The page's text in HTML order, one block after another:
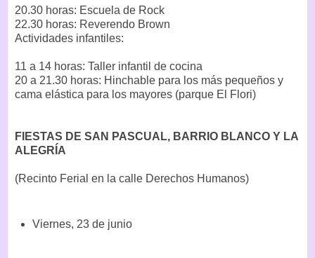
20.30 horas: Escuela de Rock
22.30 horas: Reverendo Brown
Actividades infantiles:
11 a 14 horas: Taller infantil de cocina
20 a 21.30 horas: Hinchable para los más pequeños y
cama elástica para los mayores (parque El Flori)
FIESTAS DE SAN PASCUAL, BARRIO BLANCO Y LA
ALEGRÍA
(Recinto Ferial en la calle Derechos Humanos)
Viernes, 23 de junio